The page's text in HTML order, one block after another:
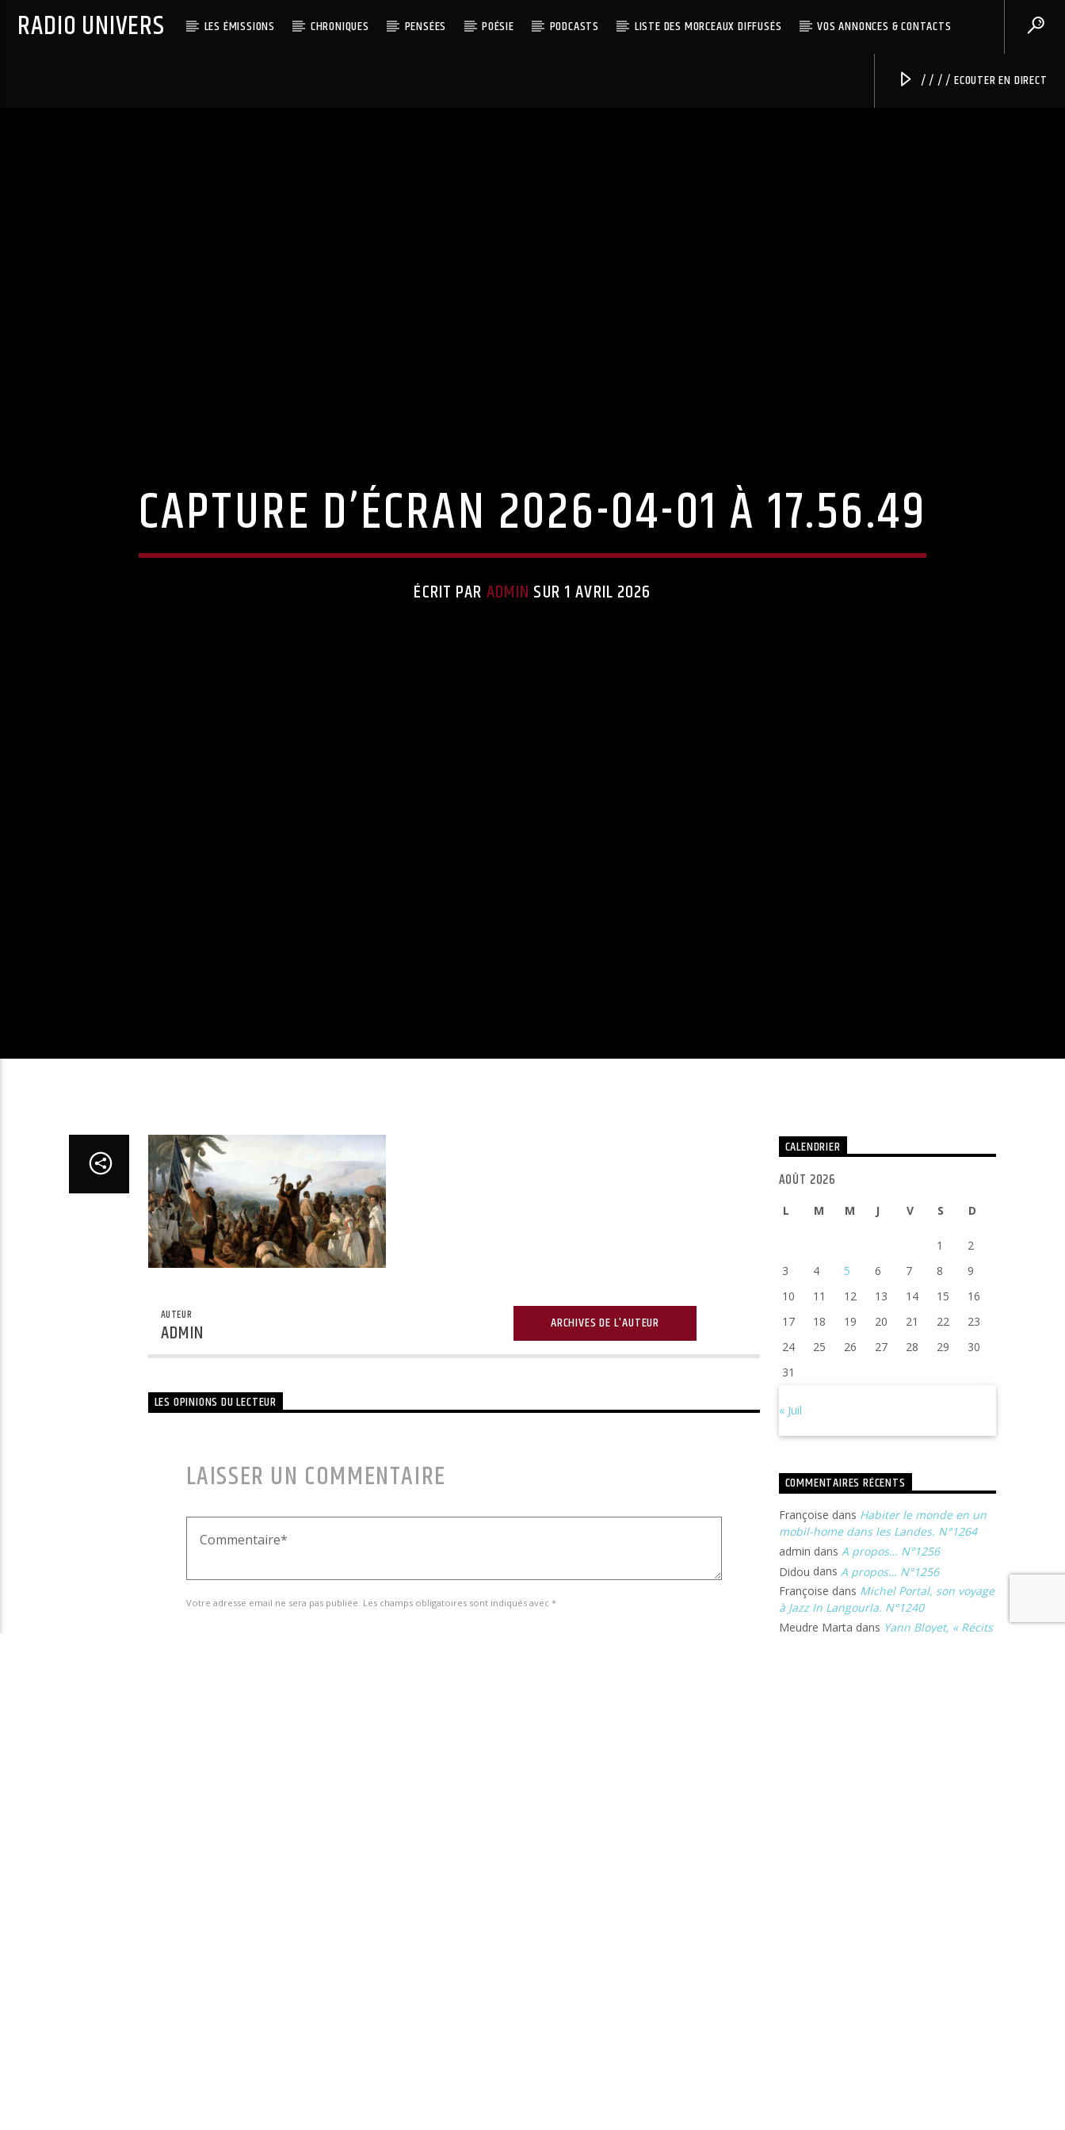
RADIO UNIVERS LES ÉMISSIONS CHRONIQUES PENSÉES POÉSIE PODCASTS LISTE DES MORCEAUX DIFFUSÉS VOS ANNONCES & CONTACTS
/ / / / ECOUTER EN DIRECT
CAPTURE D’ÉCRAN 2026-04-01 À 17.56.49
ÉCRIT PAR ADMIN SUR 1 AVRIL 2026
AUTEUR
ADMIN ARCHIVES DE L'AUTEUR
LES OPINIONS DU LECTEUR
LAISSER UN COMMENTAIRE
Votre adresse email ne sera pas publiée. Les champs obligatoires sont indiqués avec *
CALENDRIER
AOÛT 2026
L M M J V S D
1
2
3
4 5 6 7 8
9
10
11 12 13 14 15
16
17
18 19 20 21 22
23
24
25 26 27 28 29
30
31
« Juil
COMMENTAIRES RÉCENTS
Françoise dans Habiter le monde en un
mobil-home dans les Landes. N°1264
admin dans A propos… N°1256
Didou dans A propos… N°1256
Françoise dans Michel Portal, son voyage
à Jazz In Langourla. N°1240
Meudre Marta dans Yann Bloyet, « Récits